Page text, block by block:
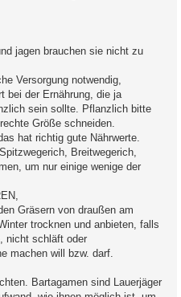
jagen brauchen sie nicht zu
Versorgung notwendig,
bei der Ernährung, die ja
sein sollte. Pflanzlich bitte
Größe schneiden.
hat richtig gute Nährwerte.
Breitwegerich,
um nur einige wenige der
Gräsern von draußen am
trocknen und anbieten, falls
nicht schläft oder
machen will bzw. darf.
Bartagamen sind Lauerjäger